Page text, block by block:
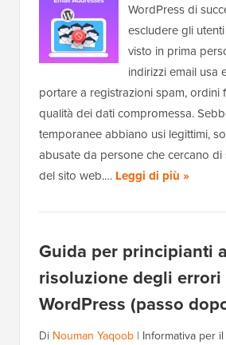
WordPress di
escludere gli
visto in prima
indirizzi email usa
portare a registrazioni spam, ordini
qualità dei dati compromessa.
temporanee abbiano usi legittimi,
abusate da persone che cercano di
del sito web.… Leggi di più »
Guida per principianti
risoluzione degli errori
WordPress (passo
Di Nouman Yaqoob | Informativa per